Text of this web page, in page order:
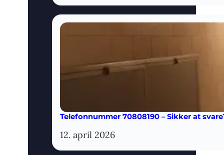
Telefonnummer 70808190 – Sikker at
12. april 2026